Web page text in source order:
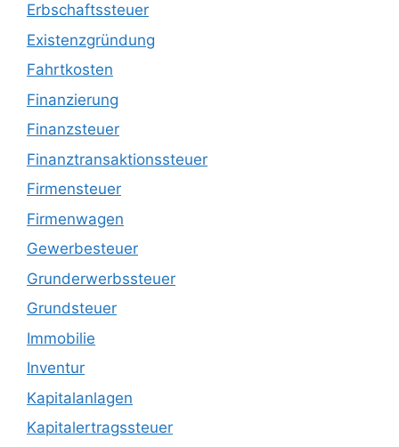
Erbschaftssteuer
Existenzgründung
Fahrtkosten
Finanzierung
Finanzsteuer
Finanztransaktionssteuer
Firmensteuer
Firmenwagen
Gewerbesteuer
Grunderwerbssteuer
Grundsteuer
Immobilie
Inventur
Kapitalanlagen
Kapitalertragssteuer